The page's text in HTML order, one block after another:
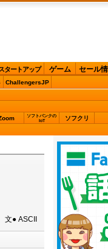
タートアップ ゲーム セール
ChallengersJP
ソフトバンクの
IoT
ソフクリ
文● ASCII